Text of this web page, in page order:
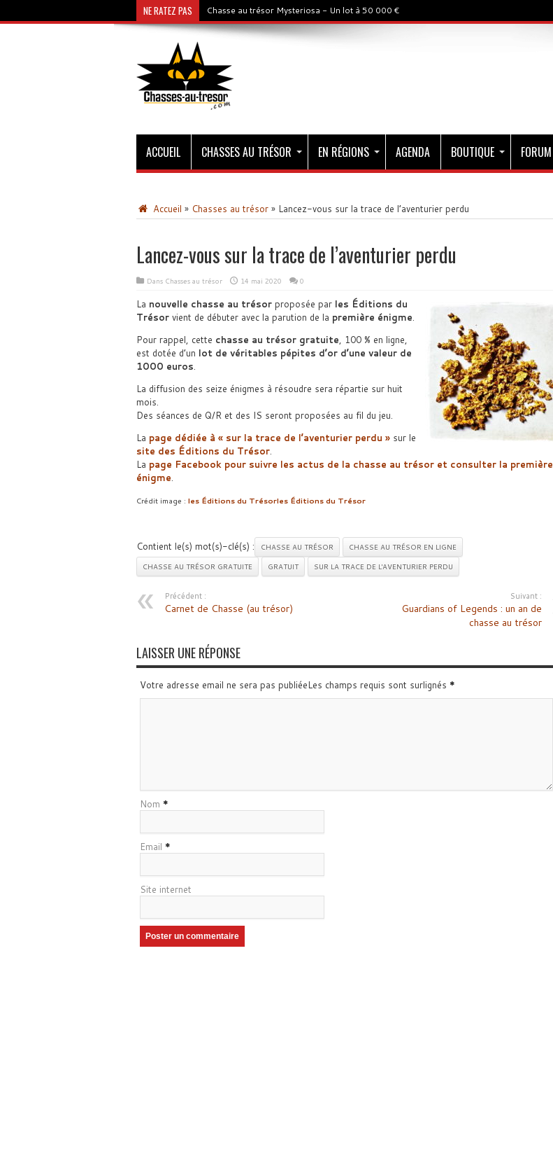
NE RATEZ PAS Chasse au trésor Mysteriosa - Un lot à 50 000 €
ACCUEIL CHASSES AU TRÉSOR EN RÉGIONS AGENDA BOUTIQUE FORUM
Accueil » Chasses au trésor » Lancez-vous sur la trace de l’aventurier perdu
Lancez-vous sur la trace de l’aventurier perdu
Dans Chasses au trésor 14 mai 2020 0
La nouvelle chasse au trésorproposée par les Éditions du
Trésorvient de débuter avec la parution de la première énigme.
Pour rappel, cette chasse au trésor gratuite, 100 % en ligne,
est dotée d’un lot de véritables pépites d’or d’une valeur de
1000 euros.
La diffusion des seize énigmes à résoudre sera répartie sur huit
mois.
Des séances de Q/R et des IS seront proposées au fil du jeu.
La page dédiée à « sur la trace de l’aventurier perdu »sur le
site des Éditions du Trésor.
La page Facebook pour suivre les actus de la chasse au trésor et consulter la première
énigme.
Crédit image : les Éditions du Trésorles Éditions du Trésor
Contient le(s) mot(s)-clé(s) : CHASSE AU TRÉSOR
CHASSE AU TRÉSOR EN LIGNE
CHASSE AU TRÉSOR GRATUITE
GRATUIT SUR LA TRACE DE L'AVENTURIER PERDU
Précédent :
Carnet de Chasse (au trésor)
Suivant :
Guardians of Legends : un an de
chasse au trésor
LAISSER UNE RÉPONSE
Votre adresse email ne sera pas publiéeLes champs requis sont surlignés *
Nom *
Email *
Site internet